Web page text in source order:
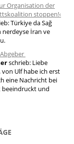
Organisation der
stoppen!‹
Türkiye da Sağ
İran ve
schrieb: Liebe
von Ulf habe ich erst
eine Nachricht bei
beeindruckt und